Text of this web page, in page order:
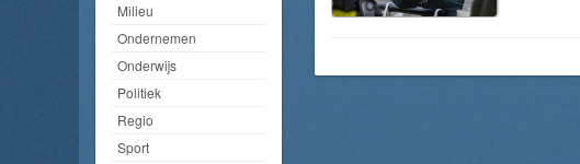
Milieu
Ondernemen
Onderwijs
Politiek
Regio
Sport